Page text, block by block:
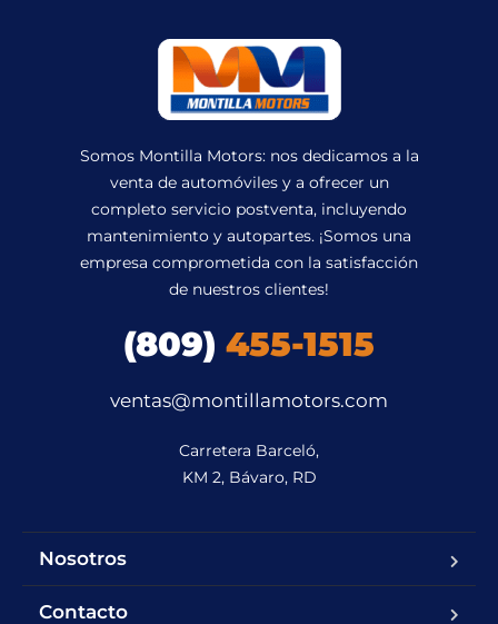
Somos Montilla Motors: nos dedicamos a la
venta de automóviles y a ofrecer un
completo servicio postventa, incluyendo
mantenimiento y autopartes. ¡Somos una
empresa comprometida con la satisfacción
de nuestros clientes!
(809) 455-1515
ventas@montillamotors.com
Carretera Barceló,
KM 2, Bávaro, RD
Nosotros
Contacto